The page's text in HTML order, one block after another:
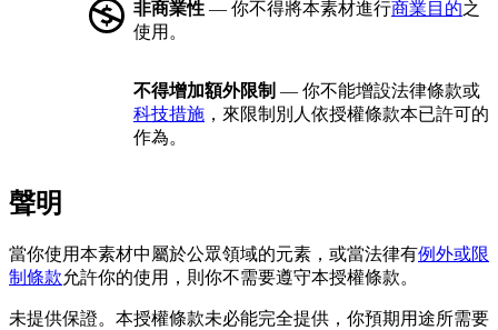
非商業性 — 你不得將本素材進行商業目的之
使用。
不得增加額外限制 — 你不能增設法律條款或
科技措施 ，來限制別人依授權條款本已許可的
作為。
聲明
當你使用本素材中屬於公眾領域的元素，或當法律有例外或限
制條款允許你的使用，則你不需要遵守本授權條款。
未提供保證。本授權條款未必能完全提供，你預期用途所需要